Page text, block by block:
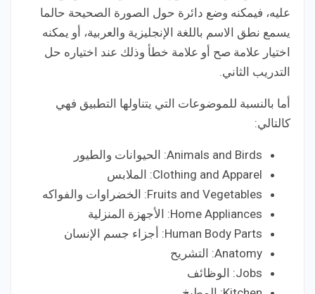
عليه، فيمكنه وضع دائرة حول الصورة الصحيحة حالما
يسمع نطق الاسم باللغة الإنجليزية والعربية، أو يمكنه
اختيار علامة صح أو علامة خطأ وذلك عند اختياره حل
التدريب الثاني.
أما بالنسبة للموضوعات التي يتناولها التطبيق فهي
كالتالي:
Animals and Birds: الحيوانات والطيور
Clothing and Apparel: الملابس
Fruits and Vegetables: الخضراوات والفواكه
Home Appliances: الأجهزة المنزلية
Human Body Parts: أجزاء جسم الإنسان
Anatomy: التشريح
Jobs: الوظائف